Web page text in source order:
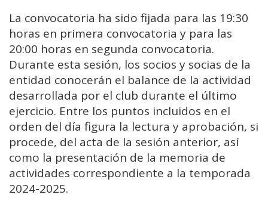
La convocatoria ha sido fijada para las 19:30
horas en primera convocatoria y para las
20:00 horas en segunda convocatoria.
Durante esta sesión, los socios y socias de la
entidad conocerán el balance de la actividad
desarrollada por el club durante el último
ejercicio. Entre los puntos incluidos en el
orden del día figura la lectura y aprobación, si
procede, del acta de la sesión anterior, así
como la presentación de la memoria de
actividades correspondiente a la temporada
2024-2025.